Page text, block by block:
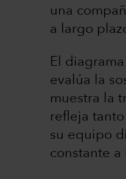
una
a largo
El
evalúa la
muestra la
refleja
su equipo
constante